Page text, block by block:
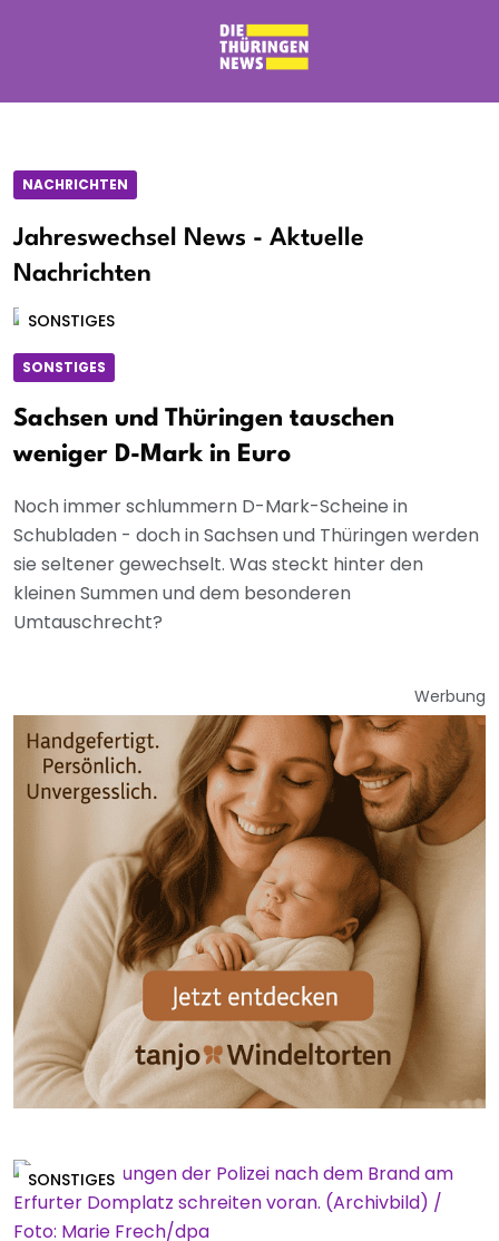
NACHRICHTEN
Jahreswechsel News - Aktuelle
Nachrichten
SONSTIGES
SONSTIGES
Sachsen und Thüringen tauschen
weniger D-Mark in Euro
Noch immer schlummern D-Mark-Scheine in
Schubladen - doch in Sachsen und Thüringen werden
sie seltener gewechselt. Was steckt hinter den
kleinen Summen und dem besonderen
Umtauschrecht?
Werbung
SONSTIGES